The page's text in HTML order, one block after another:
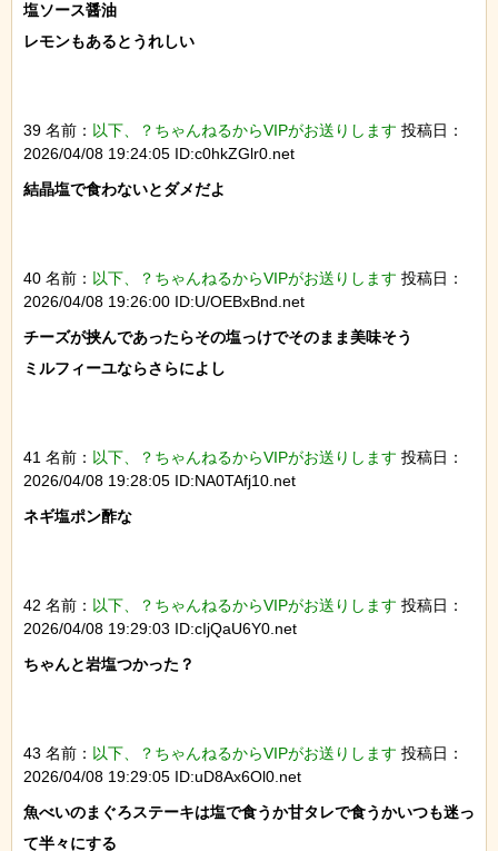
塩ソース醤油
レモンもあるとうれしい
39 名前： 以下、？ちゃんねるからVIPがお送りします 投稿日：
2026/04/08 19:24:05 ID:c0hkZGlr0.net
結晶塩で食わないとダメだよ
40 名前： 以下、？ちゃんねるからVIPがお送りします 投稿日：
2026/04/08 19:26:00 ID:U/OEBxBnd.net
チーズが挟んであったらその塩っけでそのまま美味そう
ミルフィーユならさらによし
41 名前： 以下、？ちゃんねるからVIPがお送りします 投稿日：
2026/04/08 19:28:05 ID:NA0TAfj10.net
ネギ塩ポン酢な
42 名前： 以下、？ちゃんねるからVIPがお送りします 投稿日：
2026/04/08 19:29:03 ID:cIjQaU6Y0.net
ちゃんと岩塩つかった？
43 名前： 以下、？ちゃんねるからVIPがお送りします 投稿日：
2026/04/08 19:29:05 ID:uD8Ax6Ol0.net
魚べいのまぐろステーキは塩で食うか甘タレで食うかいつも迷っ
て半々にする